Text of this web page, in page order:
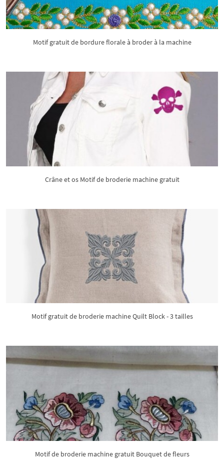
Motif gratuit de bordure florale à broder à la machine
Crâne et os Motif de broderie machine gratuit
Motif gratuit de broderie machine Quilt Block - 3 tailles
Motif de broderie machine gratuit Bouquet de fleurs